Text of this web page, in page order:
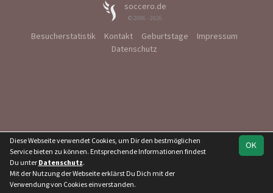
soccero.de
© 2006 - 2026
Besucherstatistik Kontakt Geburtstage
Impressum
Datenschutz
OK
Diese Webseite verwendet Cookies, um Dir den bestmöglichen
Service bieten zu können. Entsprechende Informationen findest
Du unter Datenschutz.
Mit der Nutzung der Webseite erklärst Du Dich mit der
Verwendung von Cookies einverstanden.